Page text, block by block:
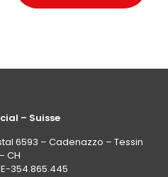
– Suisse
6593 – Cadenazzo – Tessin
– CH
354.865.445